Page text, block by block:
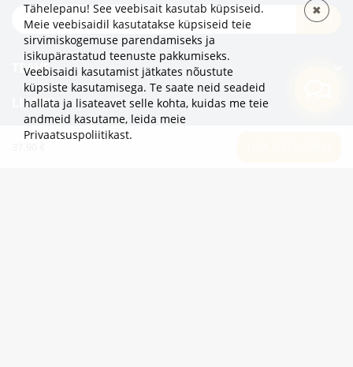
TELLI
TEAVE
LISAKS
KATEGOORIAD
Tähelepanu! See veebisait kasutab küpsiseid.
Meie veebisaidil kasutatakse küpsiseid teie
sirvimiskogemuse parendamiseks ja
isikupärastatud teenuste pakkumiseks.
Veebisaidi kasutamist jätkates nõustute
küpsiste kasutamisega. Te saate neid seadeid
hallata ja lisateavet selle kohta, kuidas me teie
andmeid kasutame, leida meie
Privaatsuspoliitikast.
✖